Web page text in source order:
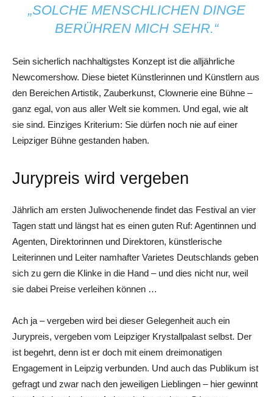
„SOLCHE MENSCHLICHEN DINGE
BERÜHREN MICH SEHR.“
Sein sicherlich nachhaltigstes Konzept ist die alljährliche
Newcomershow. Diese bietet Künstlerinnen und Künstlern aus
den Bereichen Artistik, Zauberkunst, Clownerie eine Bühne –
ganz egal, von aus aller Welt sie kommen. Und egal, wie alt
sie sind. Einziges Kriterium: Sie dürfen noch nie auf einer
Leipziger Bühne gestanden haben.
Jurypreis wird vergeben
Jährlich am ersten Juliwochenende findet das Festival an vier
Tagen statt und längst hat es einen guten Ruf: Agentinnen und
Agenten, Direktorinnen und Direktoren, künstlerische
Leiterinnen und Leiter namhafter Varietes Deutschlands geben
sich zu gern die Klinke in die Hand – und dies nicht nur, weil
sie dabei Preise verleihen können …
Ach ja – vergeben wird bei dieser Gelegenheit auch ein
Jurypreis, vergeben vom Leipziger Krystallpalast selbst. Der
ist begehrt, denn ist er doch mit einem dreimonatigen
Engagement in Leipzig verbunden. Und auch das Publikum ist
gefragt und zwar nach den jeweiligen Lieblingen – hier gewinnt